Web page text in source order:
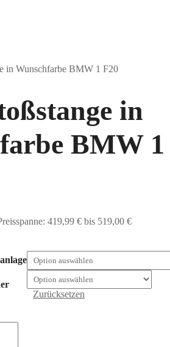
in
BMW 1
419,99 € bis 519,00 €
Zurücksetzen